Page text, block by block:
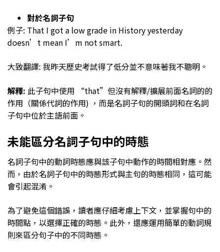
對於名詞子句
例子: That I got a low grade in History yesterday
doesn’t mean I’m not smart.
大致翻譯: 我昨天歷史考試得了低分並不意味著我不聰明。
解釋: 此子句中使用 “that”但沒有解釋/擴展前面名詞的的
作用（關係代詞的作用) ，而是名詞子句的開頭詞和在名詞
子句中位於主語前面。
未能區分名詞子句中的時態
名詞子句中的動詞時態應與該子句中動作的時間相對應。然
而，由於名詞子句中的時態形式與主句的時態相同，這可能
會引起混淆。
為了避免這個錯誤，讀者應仔細考慮上下文，並掌握句中的
時間點，以選擇正確的時態。此外，還應運用簡單的動詞規
則來區分句子中的不同時態。